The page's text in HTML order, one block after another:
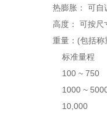
热膨胀： 可
高度： 可按尺
重量：(包括
标准量程
100 ~
1000 ~
10,000